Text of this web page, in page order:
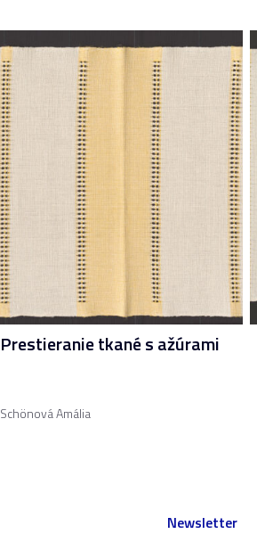
Prestieranie tkané s ažúrami
Schönová Amália
Newsletter